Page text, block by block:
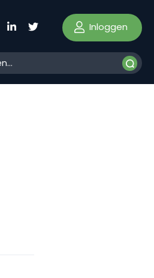
Inloggen